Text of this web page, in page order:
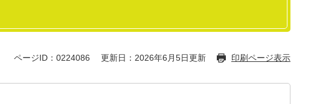
ページID：0224086 更新日：2026年6月5日更新 印刷ページ表示